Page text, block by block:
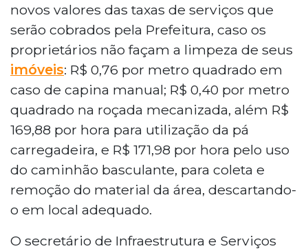
novos valores das taxas de serviços que
serão cobrados pela Prefeitura, caso os
proprietários não façam a limpeza de seus
imóveis: R$ 0,76 por metro quadrado em
caso de capina manual; R$ 0,40 por metro
quadrado na roçada mecanizada, além R$
169,88 por hora para utilização da pá
carregadeira, e R$ 171,98 por hora pelo uso
do caminhão basculante, para coleta e
remoção do material da área, descartando-
o em local adequado.
O secretário de Infraestrutura e Serviços